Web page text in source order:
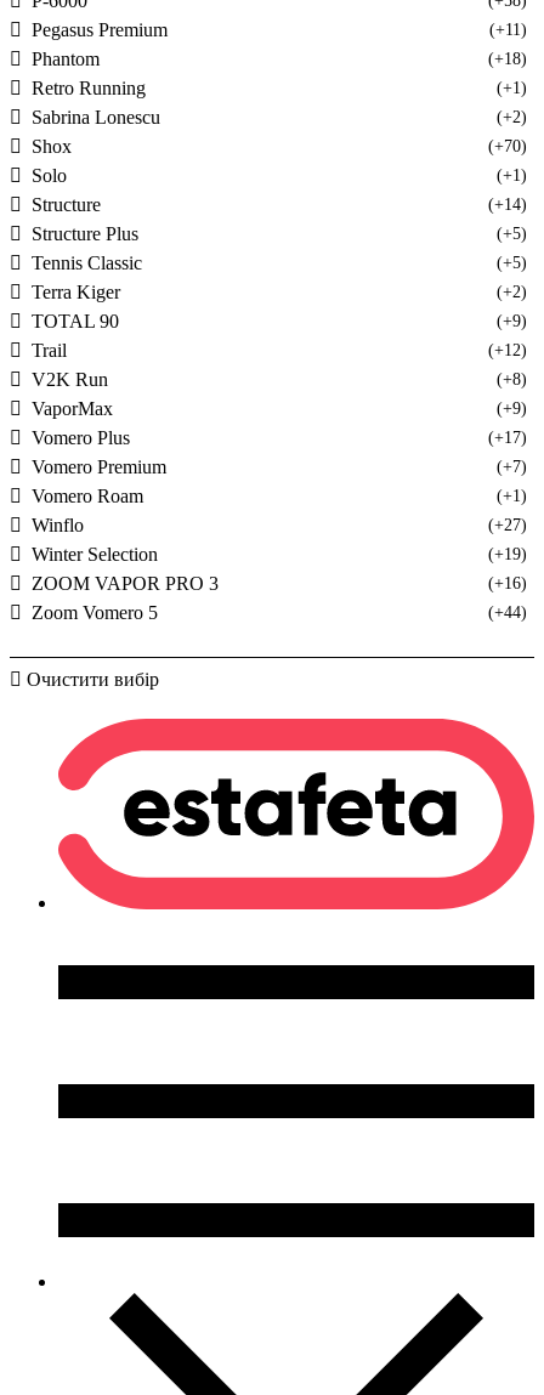
Pegasus Premium (+11)
Phantom (+18)
Retro Running (+1)
Sabrina Lonescu (+2)
Shox (+70)
Solo (+1)
Structure (+14)
Structure Plus (+5)
Tennis Classic (+5)
Terra Kiger (+2)
TOTAL 90 (+9)
Trail (+12)
V2K Run (+8)
VaporMax (+9)
Vomero Plus (+17)
Vomero Premium (+7)
Vomero Roam (+1)
Winflo (+27)
Winter Selection (+19)
ZOOM VAPOR PRO 3 (+16)
Zoom Vomero 5 (+44)
Очистити вибір